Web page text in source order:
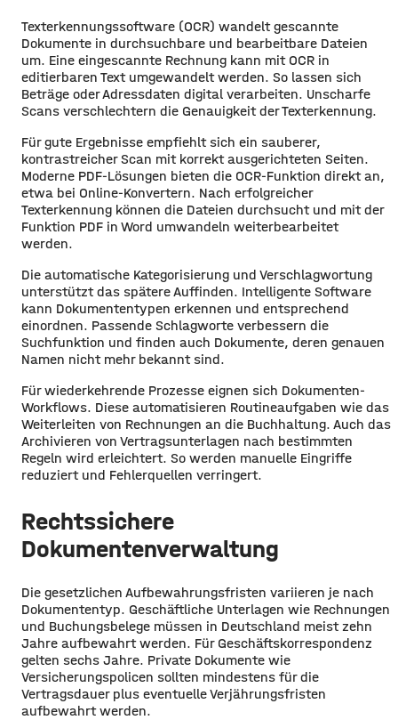
Texterkennungssoftware (OCR) wandelt gescannte
Dokumente in durchsuchbare und bearbeitbare Dateien
um. Eine eingescannte Rechnung kann mit OCR in
editierbaren Text umgewandelt werden. So lassen sich
Beträge oder Adressdaten digital verarbeiten. Unscharfe
Scans verschlechtern die Genauigkeit der Texterkennung.
Für gute Ergebnisse empfiehlt sich ein sauberer,
kontrastreicher Scan mit korrekt ausgerichteten Seiten.
Moderne PDF-Lösungen bieten die OCR-Funktion direkt an,
etwa bei Online-Konvertern. Nach erfolgreicher
Texterkennung können die Dateien durchsucht und mit der
Funktion PDF in Word umwandeln weiterbearbeitet
werden.
Die automatische Kategorisierung und Verschlagwortung
unterstützt das spätere Auffinden. Intelligente Software
kann Dokumententypen erkennen und entsprechend
einordnen. Passende Schlagworte verbessern die
Suchfunktion und finden auch Dokumente, deren genauen
Namen nicht mehr bekannt sind.
Für wiederkehrende Prozesse eignen sich Dokumenten-
Workflows. Diese automatisieren Routineaufgaben wie das
Weiterleiten von Rechnungen an die Buchhaltung. Auch das
Archivieren von Vertragsunterlagen nach bestimmten
Regeln wird erleichtert. So werden manuelle Eingriffe
reduziert und Fehlerquellen verringert.
Rechtssichere
Dokumentenverwaltung
Die gesetzlichen Aufbewahrungsfristen variieren je nach
Dokumententyp. Geschäftliche Unterlagen wie Rechnungen
und Buchungsbelege müssen in Deutschland meist zehn
Jahre aufbewahrt werden. Für Geschäftskorrespondenz
gelten sechs Jahre. Private Dokumente wie
Versicherungspolicen sollten mindestens für die
Vertragsdauer plus eventuelle Verjährungsfristen
aufbewahrt werden.